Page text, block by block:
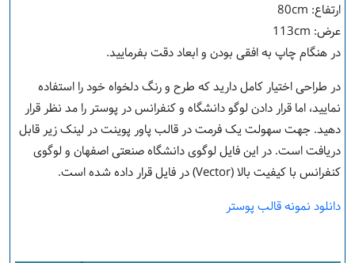
ارتفاع: 80cm
عرض: 113cm
در هنگام چاپ به افقی بودن و ابعاد دقت بفرمایید.
در طراحی اختیار کامل دارید که طرح و رنگ دلخواه خود را استفاده
نمایید، اما قرار دادن لوگو دانشگاه و کنفرانس در پوستر را مد نظر قرار
دهید. جهت سهولت یک فرمت در قالب پاور پوینت در لینک زیر قابل
دریافت است. در این فایل لوگوی دانشگاه صنعتی اصفهان و لوگوی
کنفرانس با کیفیت بالا (Vector) در فایل قرار داده شده است.
دانلود نمونه قالب پوستر